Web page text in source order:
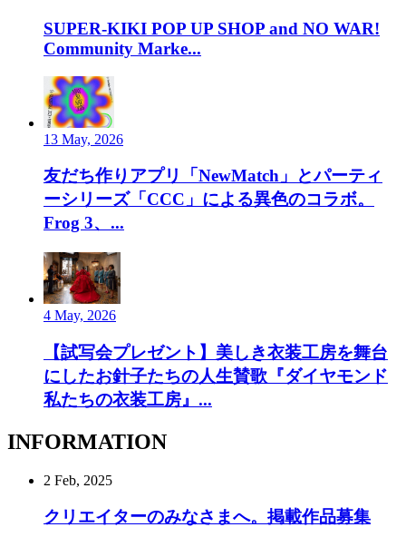
SUPER-KIKI POP UP SHOP and NO WAR!
Community Marke...
13 May, 2026
友だち作りアプリ「NewMatch」とパーティ
ーシリーズ「CCC」による異色のコラボ。
Frog 3、...
4 May, 2026
【試写会プレゼント】美しき衣装工房を舞台
にしたお針子たちの人生賛歌『ダイヤモンド
私たちの衣装工房』...
INFORMATION
2 Feb, 2025
クリエイターのみなさまへ。掲載作品募集